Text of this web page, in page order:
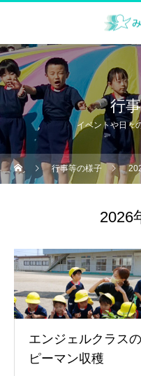
行
イベントや日々
行事等の様子
2026
エンジェルクラスの
ピーマン収穫